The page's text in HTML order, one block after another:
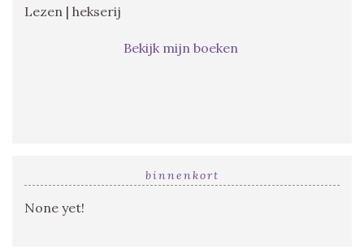
Lezen | hekserij
Bekijk mijn boeken
binnenkort
None yet!